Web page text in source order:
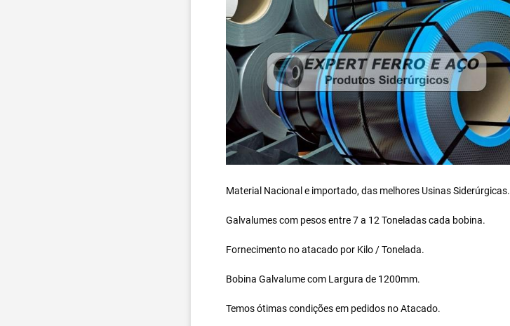
Material Nacional e importado, das melhores Usinas Siderúrgicas.
Galvalumes com pesos entre 7 a 12 Toneladas cada bobina.
Fornecimento no atacado por Kilo / Tonelada.
Bobina Galvalumecom Largura de 1200mm.
Temos ótimas condições em pedidos no Atacado.